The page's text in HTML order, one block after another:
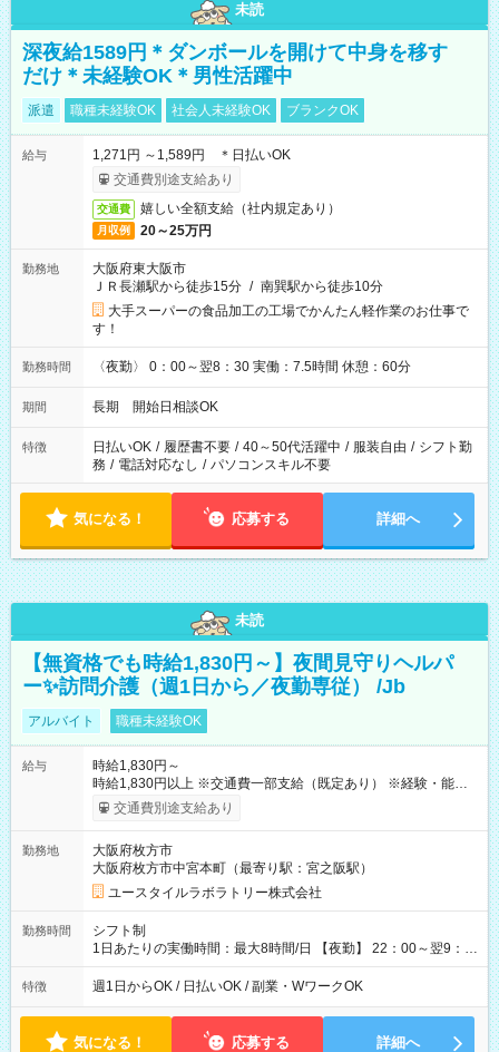
未読
深夜給1589円＊ダンボールを開けて中身を移す
だけ＊未経験OK＊男性活躍中
派遣 職種未経験OK 社会人未経験OK ブランクOK
給与
1,271円 ～1,589円 ＊日払いOK
交通費別途支給あり
交通費 嬉しい全額支給（社内規定あり）
月収例 20～25万円
勤務地
大阪府東大阪市
ＪＲ長瀬駅から徒歩15分 / 南巽駅から徒歩10分
大手スーパーの食品加工の工場でかんたん軽作業のお仕事で
す！
勤務時間 〈夜勤〉 0：00～翌8：30 実働：7.5時間 休憩：60分
期間 長期 開始日相談OK
特徴 日払いOK / 履歴書不要 / 40～50代活躍中 / 服装自由 / シフト勤
務 / 電話対応なし / パソコンスキル不要
気になる！ 応募する 詳細へ
未読
【無資格でも時給1,830円～】夜間見守りヘルパ
ー✨訪問介護（週1日から／夜勤専従） /Jb
アルバイト 職種未経験OK
給与
時給1,830円～
時給1,830円以上 ※交通費一部支給（既定あり） ※経験・能力を
考慮して決定します 【収入例】 週1回勤務の場合：1,830円×8時
間×4回=5万8,560円 週3回勤務の場合：1,830円×8時間×12回
月 ※ 雇用形態と給与に、本採用時と異なる部分があります。 雇
用形態：本採用時と同じです。 給与：時給 1,610円以上
交通費別途支給あり
勤務地
大阪府枚方市
大阪府枚方市中宮本町（最寄り駅：宮之阪駅）
ユースタイルラボラトリー株式会社
勤務時間
シフト制
1日あたりの実働時間：最大8時間/日 【夜勤】 22：00～翌9：
00 ※週1日～OK ／ 夜勤専従 ＊＊ 勤務時間例 ＊＊ ■22時か
ら翌7時 ■23時から翌8時 ■24時から翌9時 など ※上記の時間
ます。 ※曜日固定（毎週同じ曜日での勤務となります）
特徴 週1日からOK / 日払いOK / 副業・WワークOK
気になる！ 応募する 詳細へ